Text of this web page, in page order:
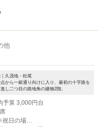
他
久茂地・松尾
から一銀通り向けに入り、最初の十字路を
し二つ目の路地角の建物2階。
予算 3,000円台